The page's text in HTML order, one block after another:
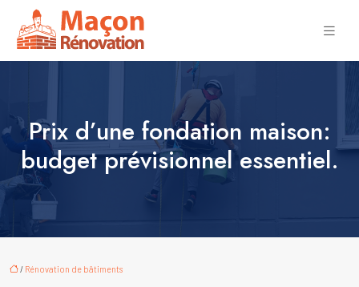
Prix d’une fondation maison:
budget prévisionnel essentiel.
/ Rénovation de bâtiments